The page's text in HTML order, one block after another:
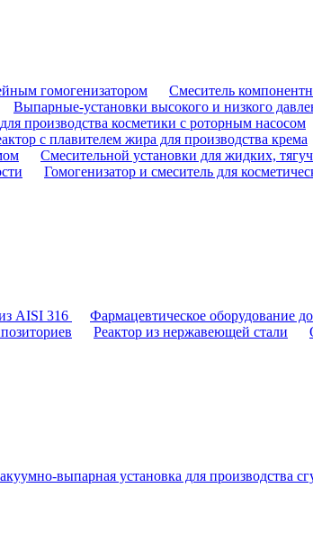
гомогенизатором Смеситель
Выпарные-установки высокого и низкого
производства косметики с роторным насосом
с плавителем жира для производства крема
Смесительной установки для жидких,
Гомогенизатор и смеситель для
AISI 316 Фармацевтическое оборудование
Реактор из нержавеющей стали
выпарная установка для производства